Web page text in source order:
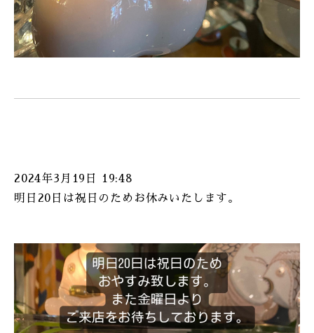
2024年3月19日 19:48
明日20日は祝日のためお休みいたします。